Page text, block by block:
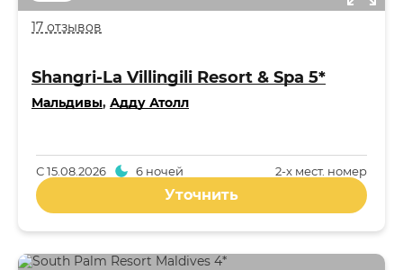
17 отзывов
Shangri-La Villingili Resort & Spa 5*
Мальдивы, Адду Атолл
2-x мест. номер
С15.08.2026 6 ночей
Уточнить